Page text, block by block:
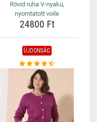
Rövid ruha V-nyakú,
nyomtatott voile
24800 Ft
ÚJDONSÁG